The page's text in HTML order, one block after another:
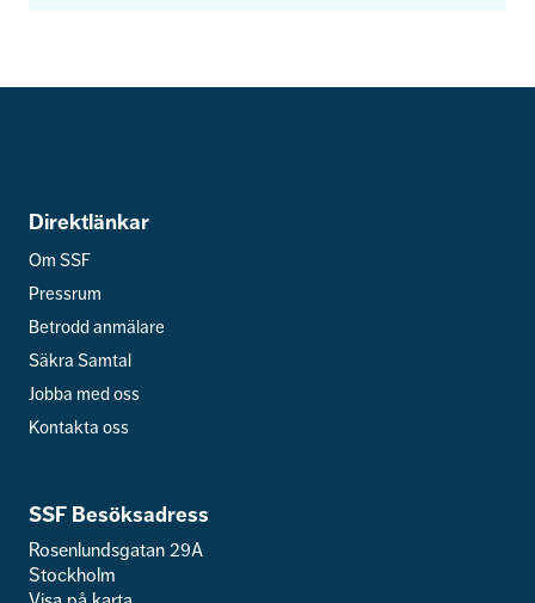
Direktlänkar
Om SSF
Pressrum
Betrodd anmälare
Säkra Samtal
Jobba med oss
Kontakta oss
SSF Besöksadress
Rosenlundsgatan 29A
Stockholm